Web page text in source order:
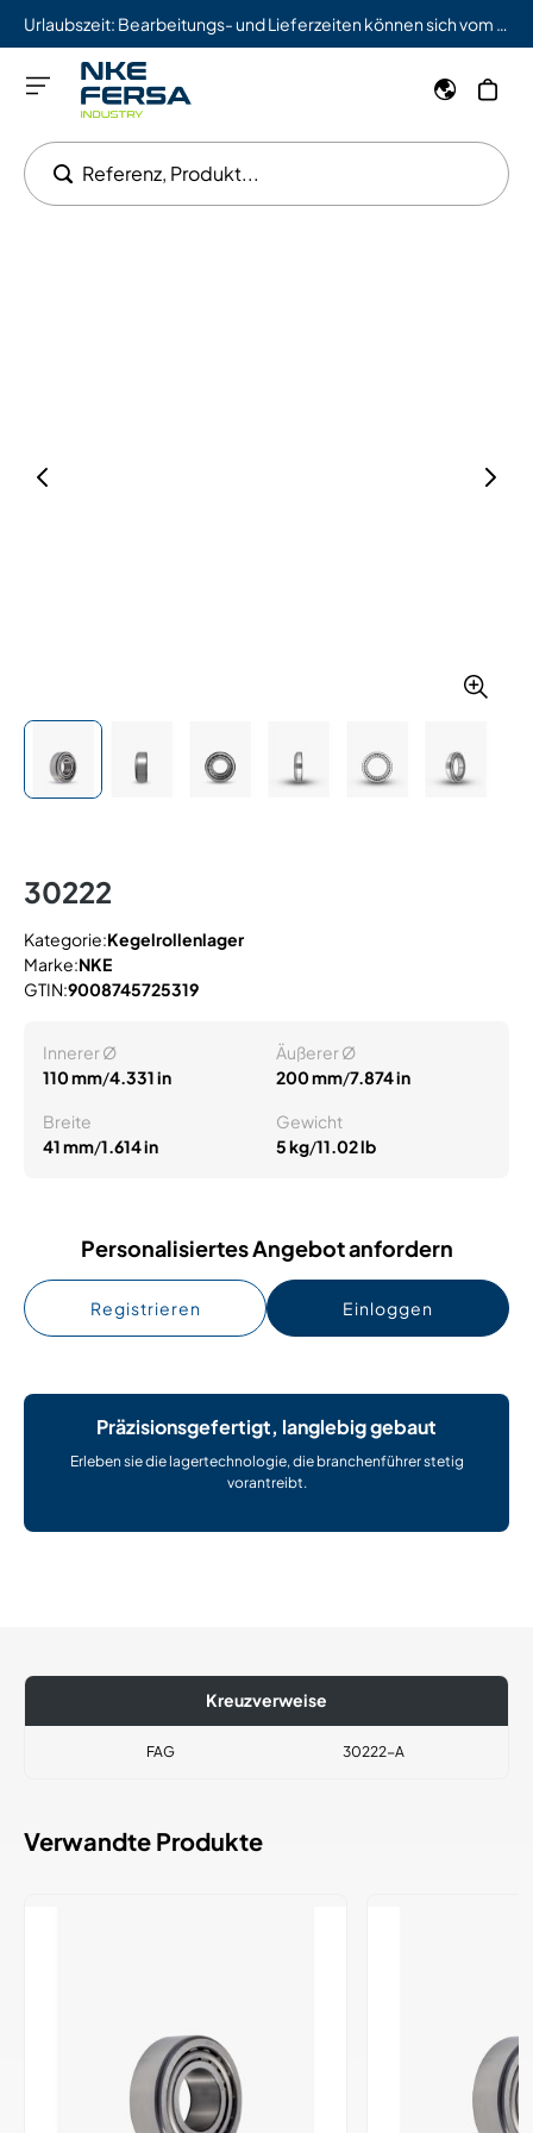
Referenz, Produkt...
30222
Kategorie:Kegelrollenlager
Marke:NKE
GTIN:9008745725319
Innerer Ø
110 mm/4.331 in
Äußerer Ø
200 mm/7.874 in
Breite
41 mm/1.614 in
Gewicht
5 kg/11.02 lb
Personalisiertes Angebot anfordern
Registrieren Einloggen
Präzisionsgefertigt, langlebig gebaut
Erleben sie die lagertechnologie, die branchenführer stetig
vorantreibt.
Kreuzverweise
FAG 30222-A
Verwandte Produkte